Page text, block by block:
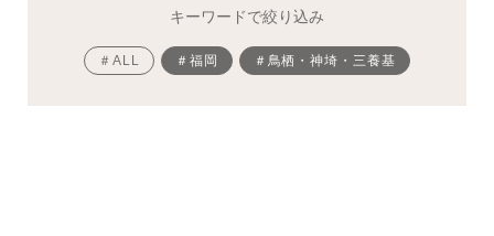
キーワードで絞り込み
＃ALL ＃福岡 ＃鳥栖・神埼・三養基